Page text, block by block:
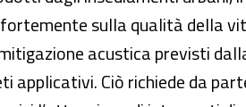
sulla qualità della
acustica previsti
applicativi. Ciò richiede da